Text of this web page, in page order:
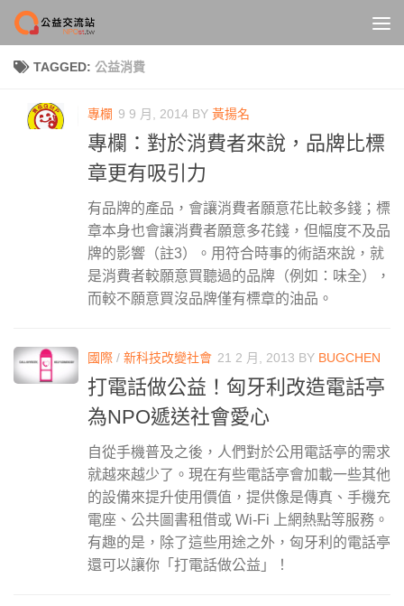
Skip to content
TAGGED: 公益消費
專欄 9 9 月, 2014 BY 黃揚名
專欄：對於消費者來說，品牌比標
章更有吸引力
有品牌的產品，會讓消費者願意花比較多錢；標
章本身也會讓消費者願意多花錢，但幅度不及品
牌的影響（註3）。用符合時事的術語來說，就
是消費者較願意買聽過的品牌（例如：味全），
而較不願意買沒品牌僅有標章的油品。
國際 / 新科技改變社會 21 2 月, 2013 BY BUGCHEN
打電話做公益！匈牙利改造電話亭
為NPO遞送社會愛心
自從手機普及之後，人們對於公用電話亭的需求
就越來越少了。現在有些電話亭會加載一些其他
的設備來提升使用價值，提供像是傳真、手機充
電座、公共圖書租借或 Wi-Fi 上網熱點等服務。
有趣的是，除了這些用途之外，匈牙利的電話亭
還可以讓你「打電話做公益」！